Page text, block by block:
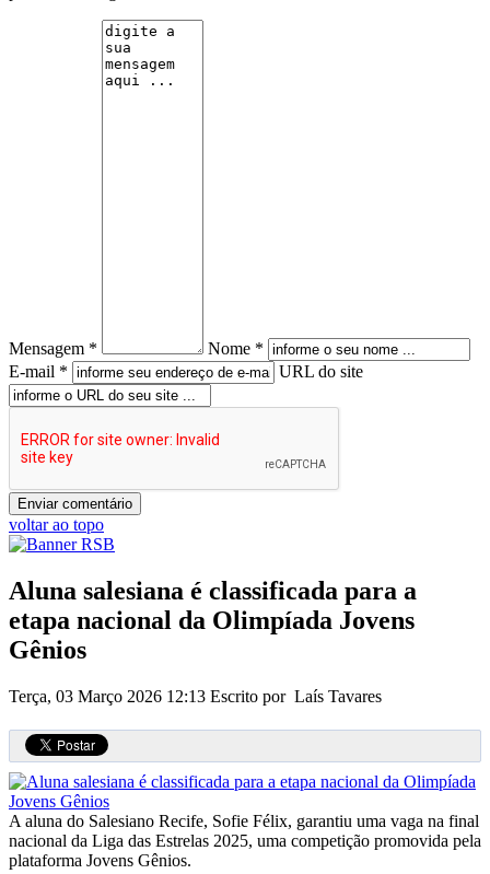
Mensagem *
Nome *
E-mail *
URL do site
voltar ao topo
Aluna salesiana é classificada para a
etapa nacional da Olimpíada Jovens
Gênios
Terça, 03 Março 2026 12:13 Escrito por Laís Tavares
A aluna do Salesiano Recife, Sofie Félix, garantiu uma vaga na final
nacional da Liga das Estrelas 2025, uma competição promovida pela
plataforma Jovens Gênios.